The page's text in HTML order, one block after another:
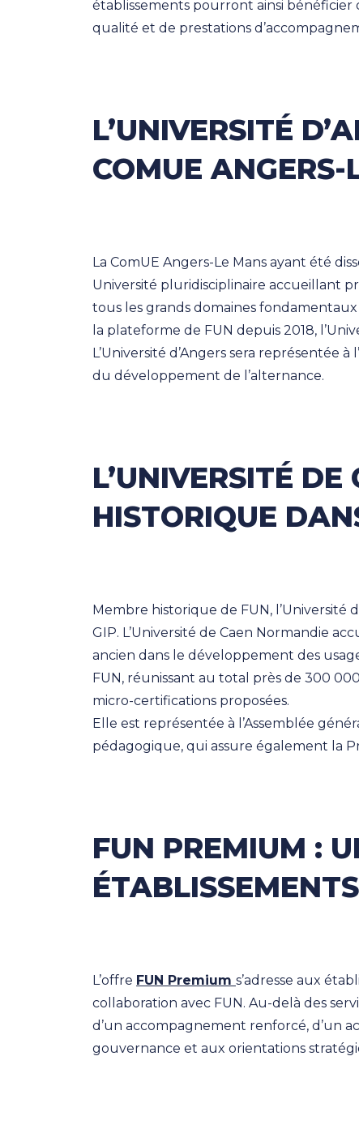
établissements pourront ainsi bénéficier
qualité et de prestations
L’UNIVERSITÉ
COMUE ANGERS-
La ComUE Angers-Le Mans ayant été
Université pluridisciplinaire accueillant
tous les grands domaines
la plateforme de FUN depuis 2018,
L’Université d’Angers sera représentée
du développement de l’alternance.
L’UNIVERSITÉ
HISTORIQUE
Membre historique de FUN,
GIP. L’Université de Caen Normandie
ancien dans le développement des
FUN, réunissant au total près de 300
micro-certifications proposées.
Elle est représentée à l’Assemblée
pédagogique, qui assure également la
FUN PREMIUM :
ÉTABLISSEMENTS
L’offre FUN Premium s’adresse aux
collaboration avec FUN. Au-delà des
d’un accompagnement renforcé, d’un
gouvernance et aux orientations